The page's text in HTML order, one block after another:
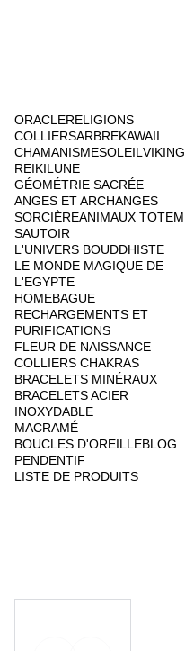
ORACLERELIGIONS
COLLIERSARBREKAWAII
CHAMANISMESOLEIL VIKING
REIKILUNE
GÉOMÉTRIE SACRÉE
ANGES ET ARCHANGES
SORCIÈREANIMAUX TOTEM
SAUTOIR
L'UNIVERS BOUDDHISTE
LE MONDE MAGIQUE DE
L'EGYPTE
HOMEBAGUE
RECHARGEMENTS ET
PURIFICATIONS
FLEUR DE NAISSANCE
COLLIERS CHAKRAS
BRACELETS MINÉRAUX
BRACELETS ACIER
INOXYDABLE
MACRAMÉ
BOUCLES D'OREILLEBLOG
PENDENTIF
LISTE DE PRODUITS